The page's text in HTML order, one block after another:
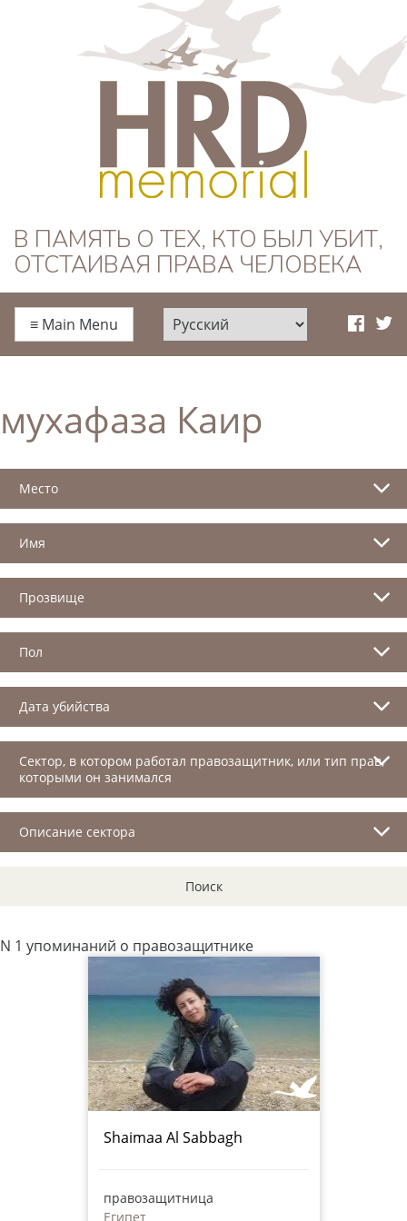
HRD Memorial —
Русский
В ПАМЯТЬ О ТЕХ, КТО БЫЛ УБИТ,
ОТСТАИВАЯ ПРАВА ЧЕЛОВЕКА
≡ Main Menu
мухафаза Каир
Место
Имя
Прозвище
Пол
Дата убийства
Сектор, в котором работал правозащитник, или тип прав,
которыми он занимался
Описание сектора
Поиск
N 1 упоминаний о правозащитнике
Shaimaa Al Sabbagh
правозащитница
Египет